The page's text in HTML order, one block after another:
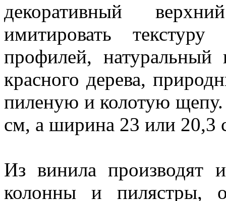
декоративный
имитировать
профилей,
красного дерева,
пиленую и колотую щепу.
см, а ширина 23 или 20,3
Из винила производят
колонны и пилястры,